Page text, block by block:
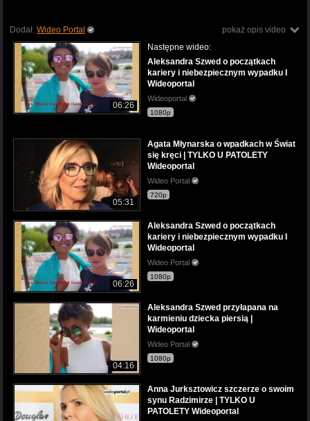
pokaż opis video
Dodał: Wideo Portal
06:26
Następne wideo:
Aleksandra Szwed o początkach
kariery i niebezpiecznym wypadku I
Wideoportal
Wideoportal
1080p
05:31
Agata Młynarska o wpadkach w Świat
się kręci | TYLKO U PATOLETY
Wideoportal
Wideo Portal
720p
06:26
Aleksandra Szwed o początkach
kariery i niebezpiecznym wypadku I
Wideoportal
Wideo Portal
1080p
04:16
Aleksandra Szwed przyłapana na
karmieniu dziecka piersią |
Wideoportal
Wideo Portal
1080p
Anna Jurksztowicz szczerze o swoim
synu Radzimirze | TYLKO U
PATOLETY Wideoportal